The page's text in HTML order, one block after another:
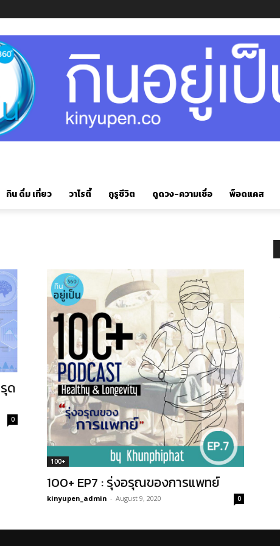
กิน ดื่ม เที่ยว วาไรตี้ กูรูชีวิต ดูดวง-ความเชื่อ พ็อดแคส
ด
0
100+
100+ EP7 : รุ่งอรุณของการแพทย์
kinyupen_admin - August 9, 2020 0